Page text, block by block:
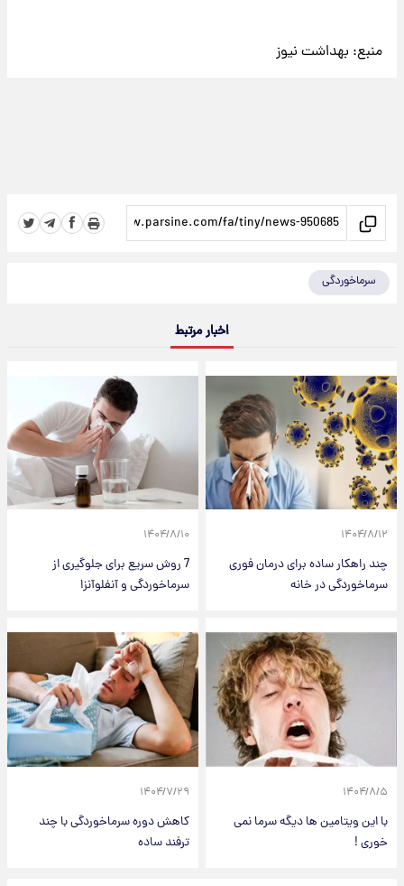
منبع: بهداشت نیوز
سرماخوردگی
اخبار مرتبط
۱۴۰۴/۸/۱۲
چند راهکار ساده برای درمان فوری
سرماخوردگی در خانه
۱۴۰۴/۸/۱۰
7 روش سریع برای جلوگیری از
سرماخوردگی و آنفلوآنزا
۱۴۰۴/۸/۵
با این ویتامین ها دیگه سرما نمی
خوری !
۱۴۰۴/۷/۲۹
کاهش دوره سرماخوردگی با چند
ترفند ساده